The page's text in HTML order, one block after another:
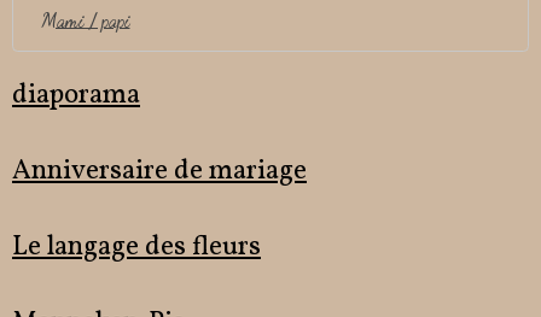
Mami / papi
diaporama
Anniversaire de mariage
Le langage des fleurs